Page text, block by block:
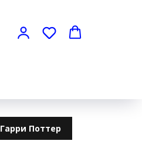
Гарри Поттер